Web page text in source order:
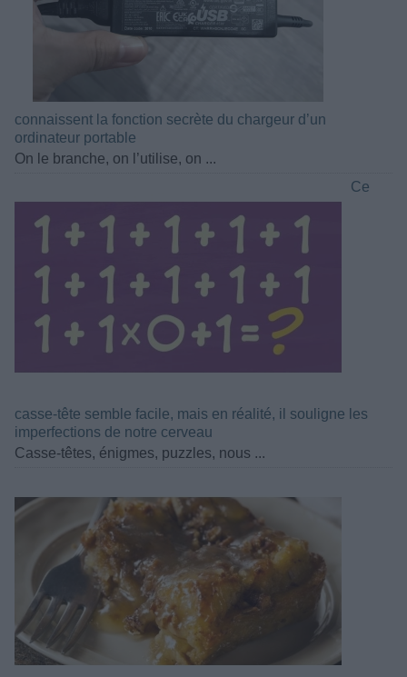
connaissent la fonction secrète du chargeur d’un
ordinateur portable
On le branche, on l’utilise, on ...
Ce
casse-tête semble facile, mais en réalité, il souligne les
imperfections de notre cerveau
Casse-têtes, énigmes, puzzles, nous ...